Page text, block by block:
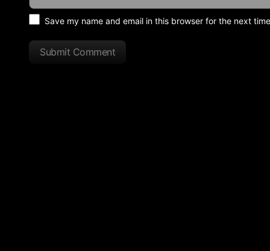
Save my name and email in this browser for the next
Submit Comment